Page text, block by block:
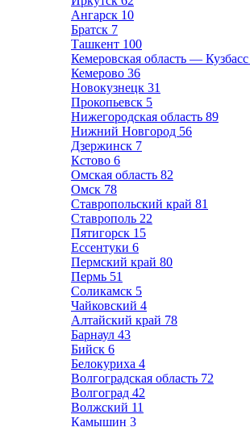
Ангарск 10
Братск 7
Ташкент 100
Кемеровская область — Кузбасс
Кемерово 36
Новокузнецк 31
Прокопьевск 5
Нижегородская область 89
Нижний Новгород 56
Дзержинск 7
Кстово 6
Омская область 82
Омск 78
Ставропольский край 81
Ставрополь 22
Пятигорск 15
Ессентуки 6
Пермский край 80
Пермь 51
Соликамск 5
Чайковский 4
Алтайский край 78
Барнаул 43
Бийск 6
Белокуриха 4
Волгоградская область 72
Волгоград 42
Волжский 11
Камышин 3